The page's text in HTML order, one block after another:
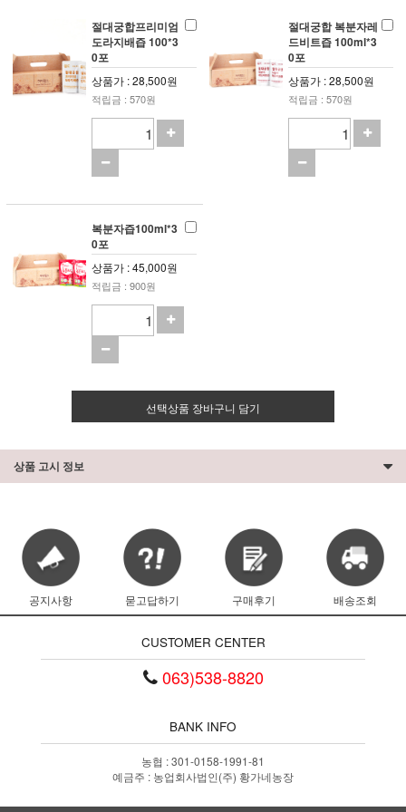
절대궁합프리미엄
도라지배즙 100*3
0포
상품가 : 28,500원
적립금 : 570원
절대궁합 복분자레
드비트즙 100ml*3
0포
상품가 : 28,500원
적립금 : 570원
복분자즙100ml*3
0포
상품가 : 45,000원
적립금 : 900원
선택상품 장바구니 담기
상품 고시 정보
공지사항 묻고답하기 구매후기 배송조회
CUSTOMER CENTER
063)538-8820
BANK INFO
농협 : 301-0158-1991-81
예금주 : 농업회사법인(주) 황가네농장